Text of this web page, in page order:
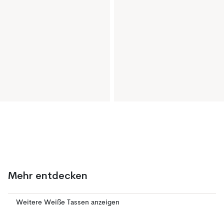
Mehr entdecken
Weitere Weiße Tassen anzeigen